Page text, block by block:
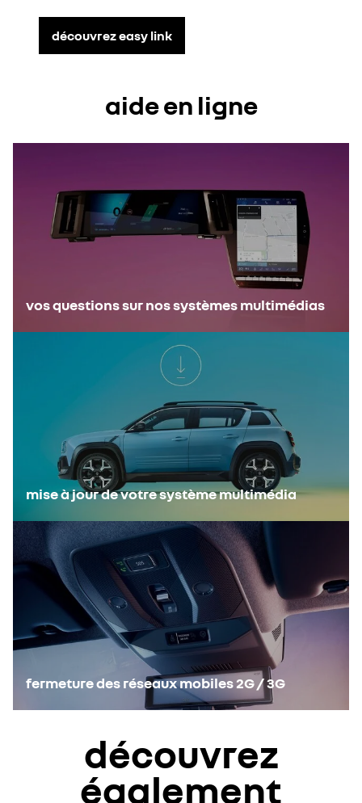
découvrez easy link
aide en ligne
vos questions sur nos systèmes multimédias
mise à jour de votre système multimédia
fermeture des réseaux mobiles 2G / 3G
découvrez
également